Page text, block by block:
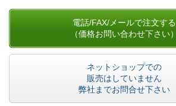
電話/FAX/メールで注文する
（価格お問い合わせ下さい）
ネットショップでの
販売はしていません
弊社までお問合せ下さい